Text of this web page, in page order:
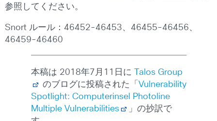
参照してください。
Snort ルール：46452-46453、46455-46456、
46459-46460
本稿は 2018年7月11日に
Talos Group
のブログに投稿された「 Vulnerability
Spotlight: Computerinsel Photoline
Multiple Vulnerabilities
」の抄訳で